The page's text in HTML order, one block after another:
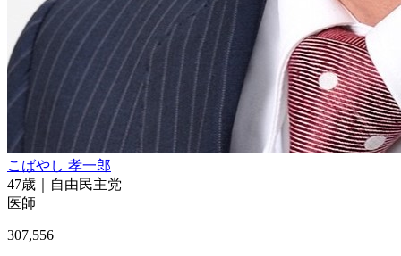
こばやし 孝一郎
47歳｜
自由民主党
医師
307,556